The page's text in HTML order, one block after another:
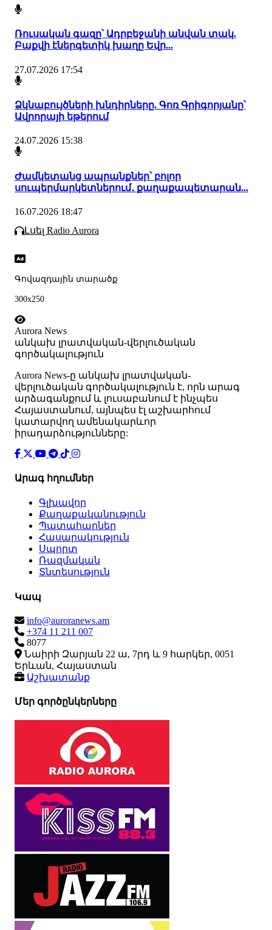
Ռուսական գազը՝ Ադրբեջանի անվան տակ.
Բաքվի էներգետիկ խաղը Եվր...
27.07.2026 17:54
Ձկնաբույծների խնդիրները. Գոռ Գրիգորյանը՝
Ավրորայի եթերում
24.07.2026 15:38
Ժամկետանց ապրանքներ՝ բոլոր
սուպերմարկետներում․ քաղաքապետարան...
16.07.2026 18:47
Լսել Radio Aurora
Գովազդային տարածք
300x250
Aurora News
անկախ լրատվական-վերլուծական
գործակալություն
Аurora News-ը անկախ լրատվական-
վերլուծական գործակալություն է, որն արագ
արձագանքում և լուսաբանում է ինչպես
Հայաստանում, այնպես էլ աշխարհում
կատարվող ամենակարևոր
իրադարձությունները:
Արագ հղումներ
Գլխավոր
Քաղաքականություն
Պատահարներ
Հասարակություն
Սպորտ
Ռազմական
Տնտեսություն
Կապ
info@auroranews.am
+374 11 211 007
8077
Նաիրի Զարյան 22 ա, 7րդ և 9 հարկեր, 0051
Երևան, Հայաստան
Աշխատանք
Մեր գործընկերները